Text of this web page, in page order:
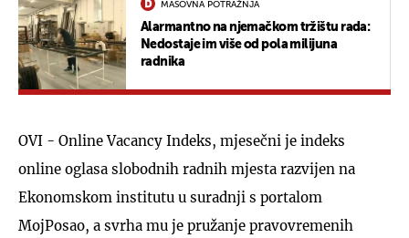
MASOVNA POTRAŽNJA
Alarmantno na njemačkom tržištu rada:
Nedostaje im više od pola milijuna
radnika
OVI - Online Vacancy Indeks, mjesečni je indeks
online oglasa slobodnih radnih mjesta razvijen na
Ekonomskom institutu u suradnji s portalom
MojPosao, a svrha mu je pružanje pravovremenih